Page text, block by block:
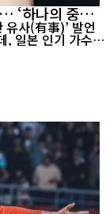
‘하나의 중국’
유사(有事)’ 발언
, 일본 인기 가수
개적으로 ‘하나
국의 친구들은